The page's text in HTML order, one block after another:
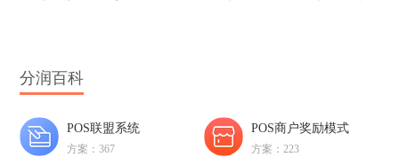
分润百科
POS联盟系统
方案：367
POS商户奖励模式
方案：223